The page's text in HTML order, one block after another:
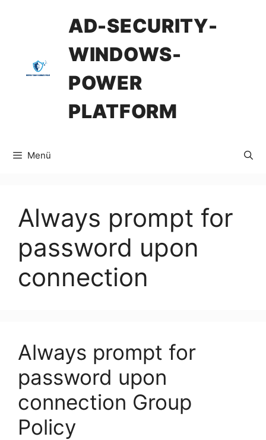
AD-SECURITY-
WINDOWS-
POWER
PLATFORM
Menü
Always prompt for
password upon
connection
Always prompt for
password upon
connection Group
Policy